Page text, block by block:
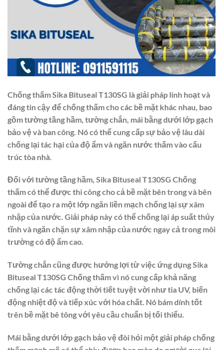
Chống thấm Sika Bituseal T130SG là giải pháp linh hoạt và
đáng tin cậy để chống thấm cho các bề mặt khác nhau, bao
gồm tường tầng hầm, tường chắn, mái bằng dưới lớp gạch
bảo vệ và ban công. Nó có thể cung cấp sự bảo vệ lâu dài
chống lại tác hại của độ ẩm và ngăn nước thấm vào cấu
trúc tòa nhà.
Đối với tường tầng hầm, Sika Bituseal T130SG Chống
thấm có thể được thi công cho cả bề mặt bên trong và bên
ngoài để tạo ra một lớp ngăn liền mạch chống lại sự xâm
nhập của nước. Giải pháp này có thể chống lại áp suất thủy
tĩnh và ngăn chặn sự xâm nhập của nước ngay cả trong môi
trường có độ ẩm cao.
Tường chắn cũng được hưởng lợi từ việc ứng dụng Sika
Bituseal T130SG Chống thấm vì nó cung cấp khả năng
chống lại các tác động thời tiết tuyệt vời như tia UV, biến
động nhiệt độ và tiếp xúc với hóa chất. Nó bám dính tốt
trên bề mặt bê tông với yêu cầu chuẩn bị tối thiểu.
Mái bằng dưới lớp gạch bảo vệ đòi hỏi một giải pháp chống